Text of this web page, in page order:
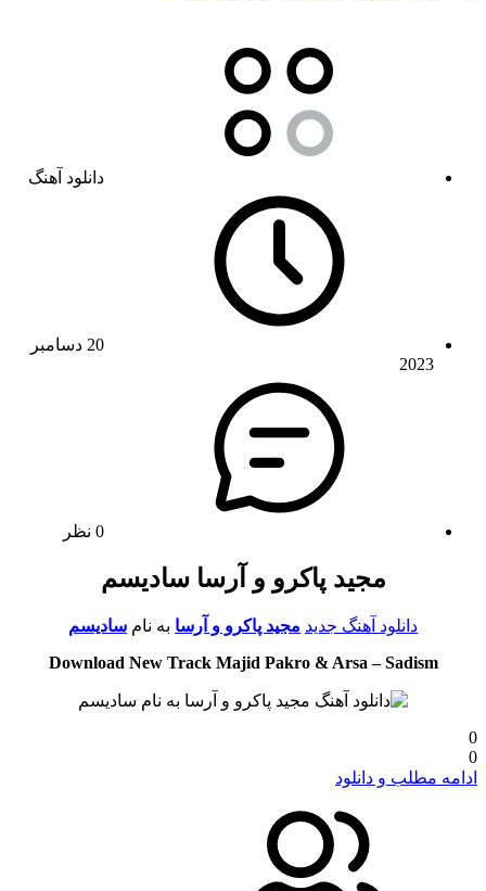
دانلود آهنگ
20 دسامبر
2023
مجید پاکرو و آرسا سادیسم
دانلود آهنگ جدید مجید پاکرو و آرسا به نام سادیسم
Download New Track Majid Pakro & Arsa – Sadism
0
0
ادامه مطلب و دانلود